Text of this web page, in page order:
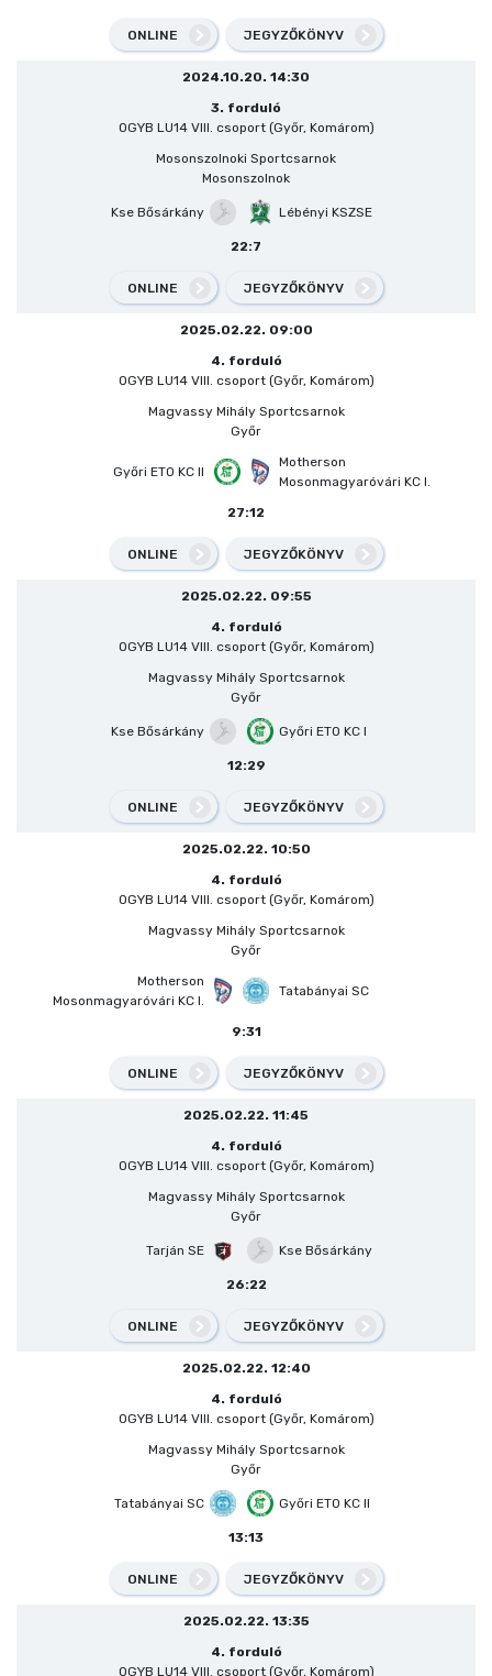
ONLINE JEGYZŐKÖNYV
2024.10.20. 14:30
3. forduló
OGYB LU14 VIII. csoport (Győr, Komárom)
Mosonszolnoki Sportcsarnok
Mosonszolnok
Kse Bősárkány Lébényi KSZSE
22:7
ONLINE JEGYZŐKÖNYV
2025.02.22. 09:00
4. forduló
OGYB LU14 VIII. csoport (Győr, Komárom)
Magvassy Mihály Sportcsarnok
Győr
Győri ETO KC II
Motherson
Mosonmagyaróvári KC I.
27:12
ONLINE JEGYZŐKÖNYV
2025.02.22. 09:55
4. forduló
OGYB LU14 VIII. csoport (Győr, Komárom)
Magvassy Mihály Sportcsarnok
Győr
Kse Bősárkány Győri ETO KC I
12:29
ONLINE JEGYZŐKÖNYV
2025.02.22. 10:50
4. forduló
OGYB LU14 VIII. csoport (Győr, Komárom)
Magvassy Mihály Sportcsarnok
Győr
Motherson
Mosonmagyaróvári KC I.
Tatabányai SC
9:31
ONLINE JEGYZŐKÖNYV
2025.02.22. 11:45
4. forduló
OGYB LU14 VIII. csoport (Győr, Komárom)
Magvassy Mihály Sportcsarnok
Győr
Tarján SE Kse Bősárkány
26:22
ONLINE JEGYZŐKÖNYV
2025.02.22. 12:40
4. forduló
OGYB LU14 VIII. csoport (Győr, Komárom)
Magvassy Mihály Sportcsarnok
Győr
Tatabányai SC Győri ETO KC II
13:13
ONLINE JEGYZŐKÖNYV
2025.02.22. 13:35
4. forduló
OGYB LU14 VIII. csoport (Győr, Komárom)